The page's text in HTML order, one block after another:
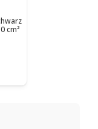
cm²